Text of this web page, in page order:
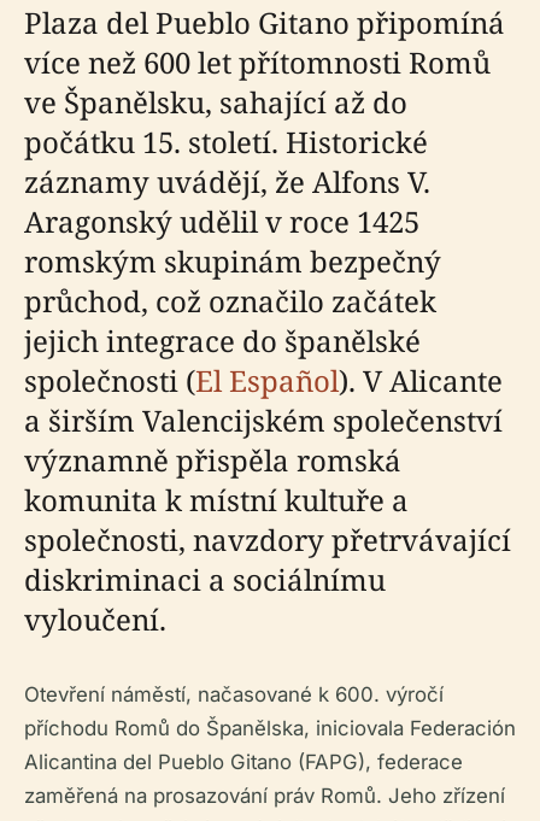
Plaza del Pueblo Gitano připomíná
více než 600 let přítomnosti Romů
ve Španělsku, sahající až do
počátku 15. století. Historické
záznamy uvádějí, že Alfons V.
Aragonský udělil v roce 1425
romským skupinám bezpečný
průchod, což označilo začátek
jejich integrace do španělské
společnosti (El Español). V Alicante
a širším Valencijském společenství
významně přispěla romská
komunita k místní kultuře a
společnosti, navzdory přetrvávající
diskriminaci a sociálnímu
vyloučení.
Otevření náměstí, načasované k 600. výročí
příchodu Romů do Španělska, iniciovala Federación
Alicantina del Pueblo Gitano (FAPG), federace
zaměřená na prosazování práv Romů. Jeho zřízení